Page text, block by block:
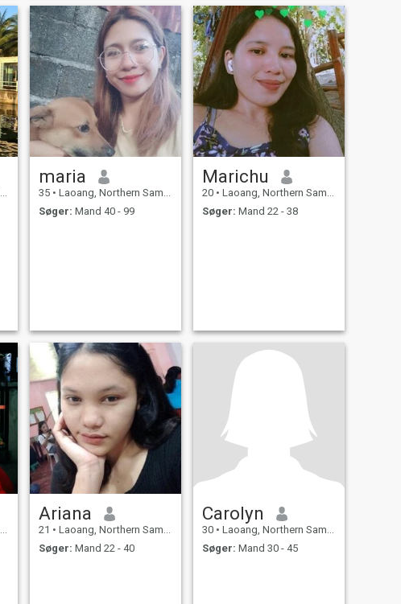
maria
35 • Laoang, Northern Samar, Filippinerne
Søger: Mand 40 - 99
Marichu
20 • Laoang, Northern Samar, Filippinerne
Søger: Mand 22 - 38
Ariana
21 • Laoang, Northern Samar, Filippinerne
Søger: Mand 22 - 40
Carolyn
30 • Laoang, Northern Samar, Filippinerne
Søger: Mand 30 - 45